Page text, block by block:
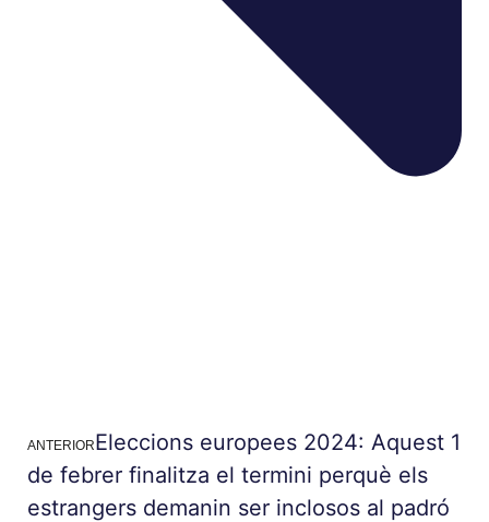
ANTERIOREleccions europees 2024: Aquest 1
de febrer finalitza el termini perquè els
estrangers demanin ser inclosos al padró